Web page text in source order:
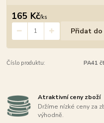
165 Kč/ks
Přidat do
Číslo produktu: PA41
Atraktivní ceny zboží
Držíme nízké ceny za
výhodně.